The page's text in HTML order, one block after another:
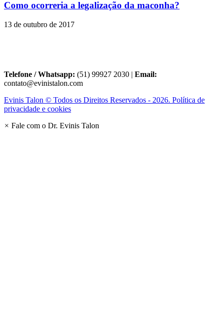
Como ocorreria a legalização da maconha?
13 de outubro de 2017
Telefone / Whatsapp: (51) 99927 2030 | Email:
contato@evinistalon.com
Evinis Talon © Todos os Direitos Reservados - 2026. Política de
privacidade e cookies
× Fale com o Dr. Evinis Talon